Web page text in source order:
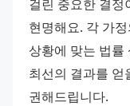
걸린 중요한 결정
현명해요. 각 가
상황에 맞는 법률
최선의 결과를 얻
권해드립니다.